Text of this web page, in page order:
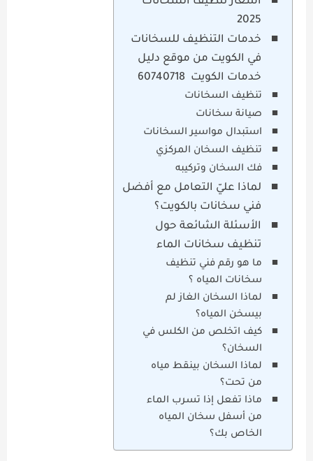
2025
خدمات التنظيف للسخانات
في الكويت من موقع دليل
خدمات الكويت 60740718
تنظيف السخانات
صيانة سخانات
استبدال مواسير السخانات
تنظيف السخان المركزي
فك السخان وتركيبه
لماذا عليّ التعامل مع أفضل
فني سخانات بالكويت؟
الأسئلة الشائعة حول
تنظيف سخانات الماء
ما هو رقم فني تنظيف
سخانات المياه ؟
لماذا السخان الغاز لم
بيسخن المياه؟
كيف اتخلص من الكلس في
السخان؟
لماذا السخان بينقط مياه
من تحت؟
ماذا تفعل إذا تسرب الماء
من أسفل سخان المياه
الخاص بك؟